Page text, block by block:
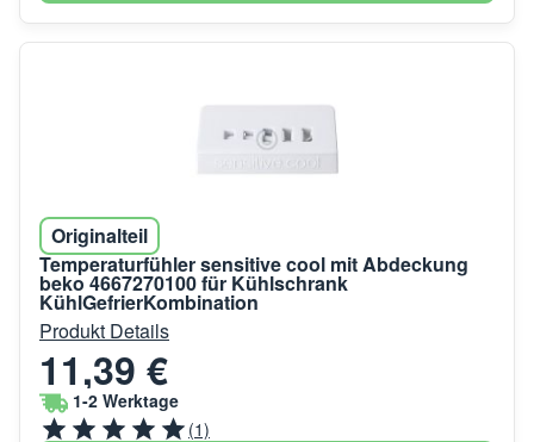
Originalteil
Temperaturfühler sensitive cool mit Abdeckung
beko 4667270100 für Kühlschrank
KühlGefrierKombination
Produkt Details
11,39 €
1-2 Werktage
(1)